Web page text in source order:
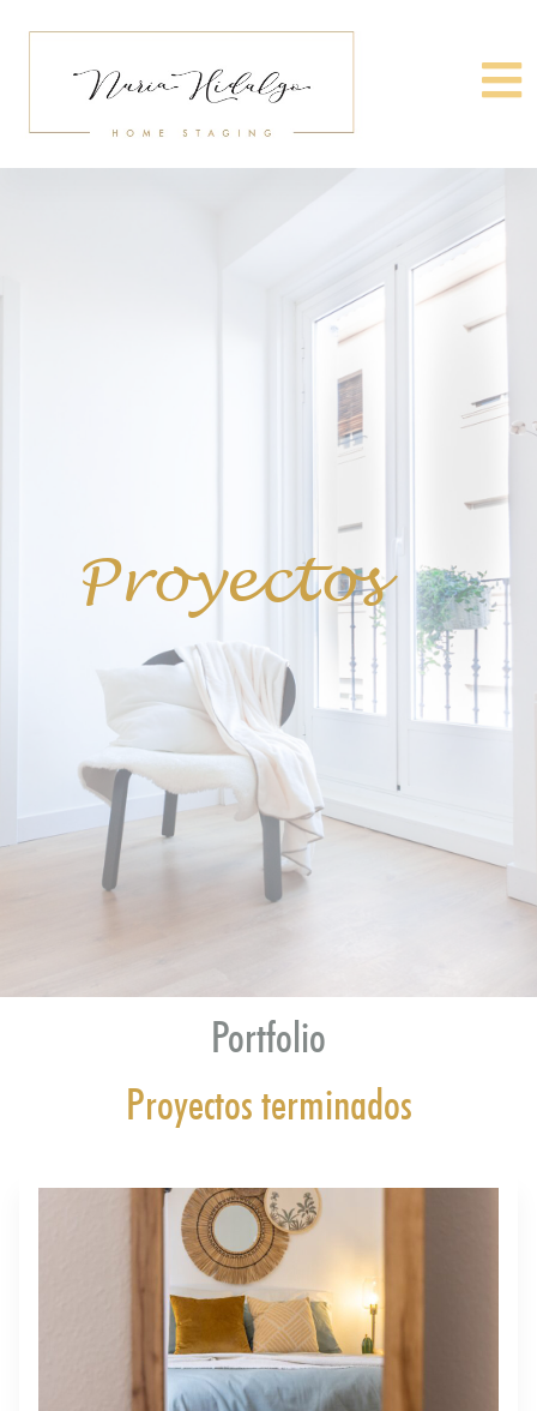
Proyectos
Portfolio
Proyectos terminados